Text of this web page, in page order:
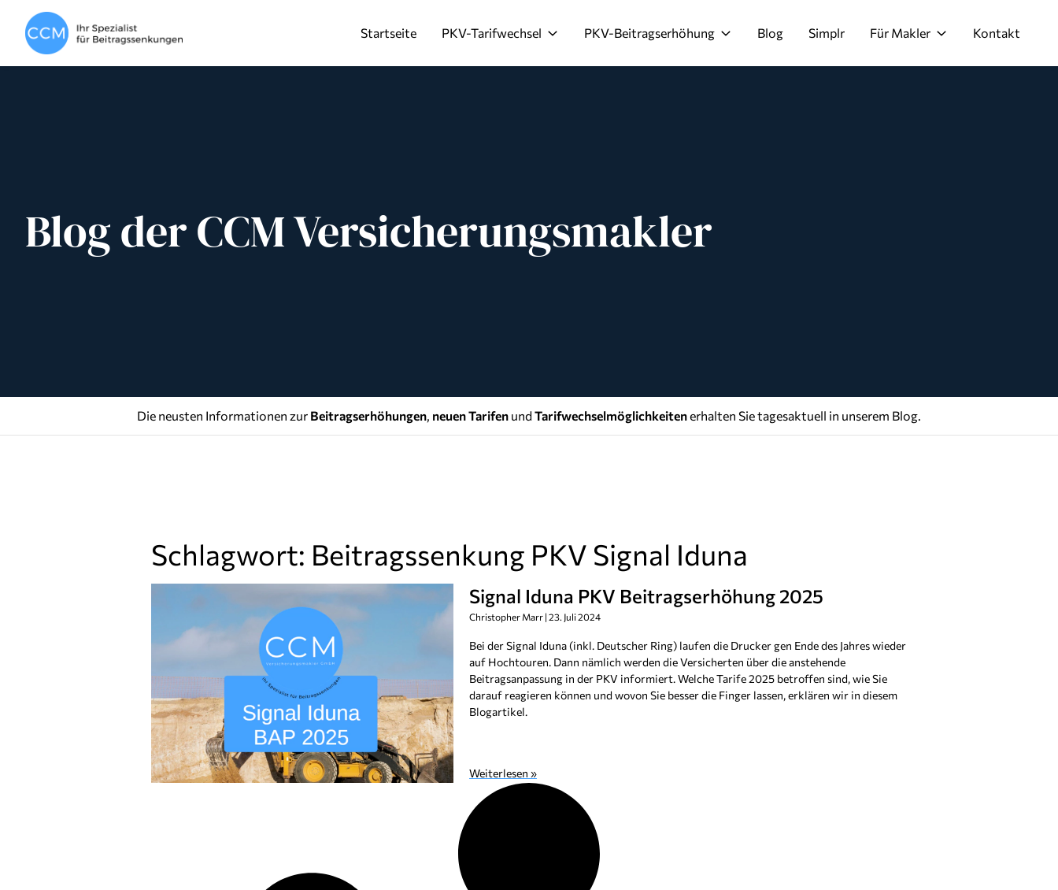
Startseite PKV-Tarifwechsel PKV-Beitragserhöhung Blog Simplr Für Makler Kontakt
Blog der CCM Versicherungsmakler
Die neusten Informationen zur Beitragserhöhungen, neuen Tarifen undTarifwechselmöglichkeitenerhalten Sie tagesaktuell in unserem Blog.
Schlagwort: Beitragssenkung PKV Signal Iduna
Signal Iduna PKV Beitragserhöhung 2025
Christopher Marr 23. Juli 2024
Bei der Signal Iduna (inkl. Deutscher Ring) laufen die Drucker gen Ende des Jahres wieder
auf Hochtouren. Dann nämlich werden die Versicherten über die anstehende
Beitragsanpassung in der PKV informiert. Welche Tarife 2025 betroffen sind, wie Sie
darauf reagieren können und wovon Sie besser die Finger lassen, erklären wir in diesem
Blogartikel.
Weiterlesen »